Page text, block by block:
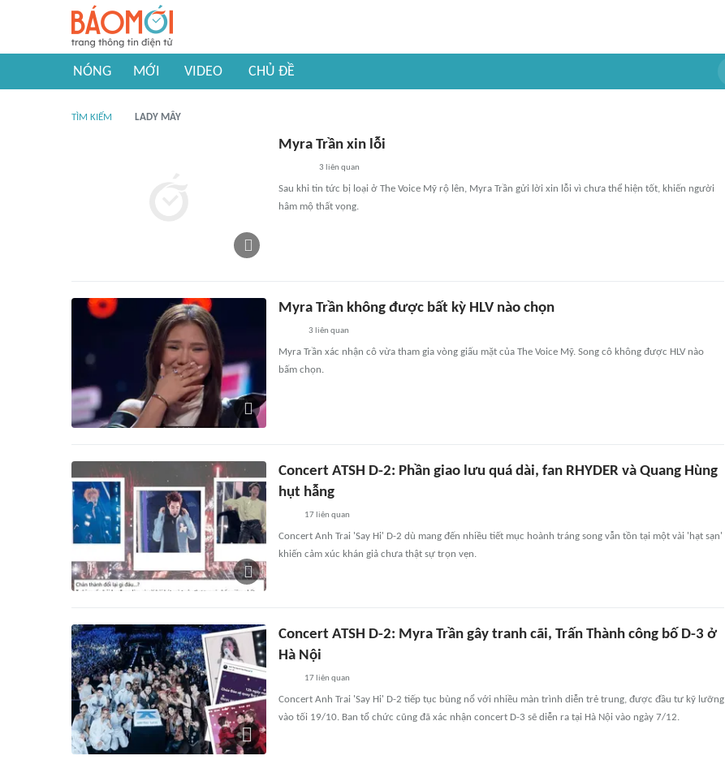
NÓNG MỚI VIDEO CHỦ ĐỀ
TÌM KIẾM LADY MÂY
Myra Trần xin lỗi
3 liên quan
Sau khi tin tức bị loại ở The Voice Mỹ rộ lên, Myra Trần gửi lời xin lỗi vì chưa thể hiện tốt, khiến người
hâm mộ thất vọng.
Myra Trần không được bất kỳ HLV nào chọn
3 liên quan
Myra Trần xác nhận cô vừa tham gia vòng giấu mặt của The Voice Mỹ. Song cô không được HLV nào
bấm chọn.
Concert ATSH D-2: Phần giao lưu quá dài, fan RHYDER và Quang Hùng
hụt hẫng
17 liên quan
Concert Anh Trai 'Say Hi' D-2 dù mang đến nhiều tiết mục hoành tráng song vẫn tồn tại một vài 'hạt sạn'
khiến cảm xúc khán giả chưa thật sự trọn vẹn.
Concert ATSH D-2: Myra Trần gây tranh cãi, Trấn Thành công bố D-3 ở
Hà Nội
17 liên quan
Concert Anh Trai 'Say Hi' D-2 tiếp tục bùng nổ với nhiều màn trình diễn trẻ trung, được đầu tư kỹ lưỡng
vào tối 19/10. Ban tổ chức cũng đã xác nhận concert D-3 sẽ diễn ra tại Hà Nội vào ngày 7/12.